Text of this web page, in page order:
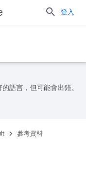
登入
語言，但可能會出錯。
參考資料